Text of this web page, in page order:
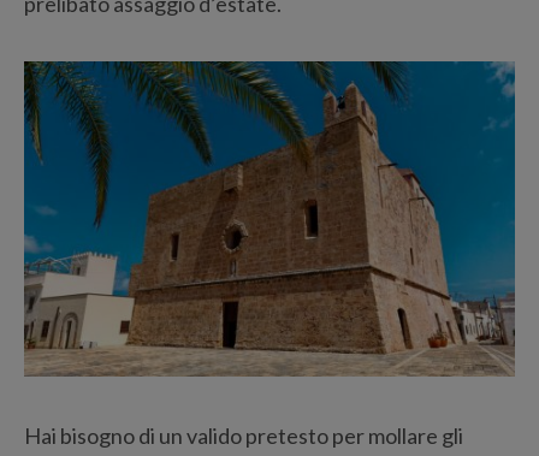
Hai bisogno di un valido pretesto per mollare gli